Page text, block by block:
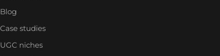
Blog
Case studies
UGC niches